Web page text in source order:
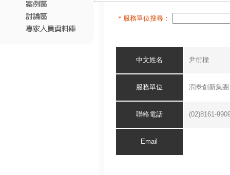
＊服務單位搜尋：
中文姓名 尹衍樑
服務單位 潤泰創新集團
聯絡電話 (02)8161-
Email